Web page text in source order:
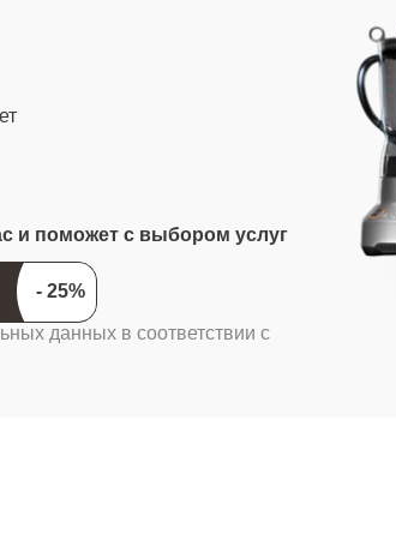
и поможет с выбором услуг
данных в соответствии с